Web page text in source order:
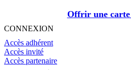
Offrir une carte
CONNEXION
Accès adhérent
Accès invité
Accès partenaire